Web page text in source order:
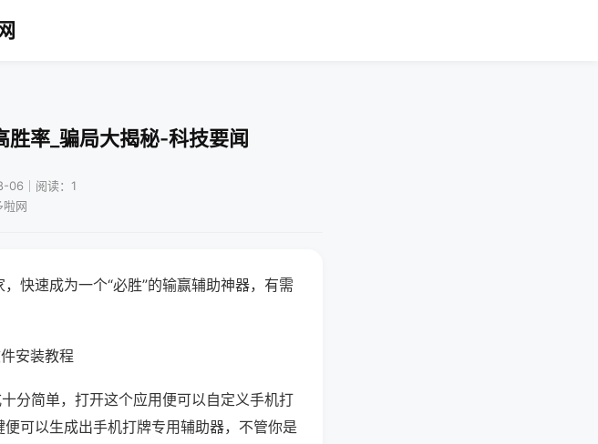
率_骗局大揭秘-科技要闻
06｜阅读：1
啦网
快速成为一个“必胜”的输赢辅助神器，有需
安装教程
分简单，打开这个应用便可以自定义手机打
可以生成出手机打牌专用辅助器，不管你是